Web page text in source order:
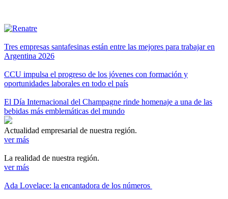
Tres empresas santafesinas están entre las mejores para trabajar en
Argentina 2026
CCU impulsa el progreso de los jóvenes con formación y
oportunidades laborales en todo el país
El Día Internacional del Champagne rinde homenaje a una de las
bebidas más emblemáticas del mundo
Actualidad empresarial de nuestra región.
ver más
La realidad de nuestra región.
ver más
Ada Lovelace: la encantadora de los números